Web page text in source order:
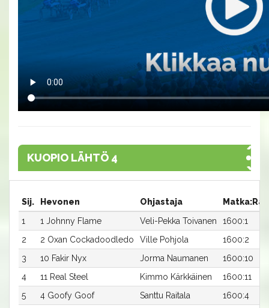
KUOPIO LÄHTÖ 4
Sij. Hevonen Ohjastaja
1
1 Johnny Flame Veli-Pekka Toivanen
1600:1
2
2 Oxan Cockadoodledo Ville Pohjola
1600:2
3
10 Fakir Nyx Jorma Naumanen
1600:10
4
11 Real Steel Kimmo Kärkkäinen
1600:11
5
4 Goofy Goof Santtu Raitala
1600:4